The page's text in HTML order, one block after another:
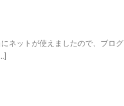
ネットが使えましたので、ブログ